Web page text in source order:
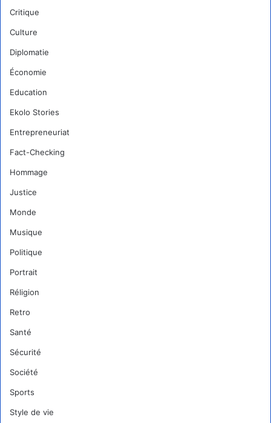
Critique
Culture
Diplomatie
Économie
Education
Ekolo Stories
Entrepreneuriat
Fact-Checking
Hommage
Justice
Monde
Musique
Politique
Portrait
Réligion
Retro
Santé
Sécurité
Société
Sports
Style de vie